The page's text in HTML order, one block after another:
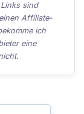
sind
Affiliate-
ich
eine